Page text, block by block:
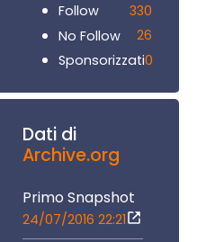
Follow
330
No Follow
26
Sponsorizzati0
Dati di
Archive.org
Primo Snapshot
24/07/2016 22:21